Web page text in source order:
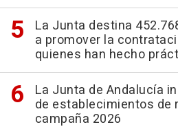
La Junta destina
a promover la
quienes han hecho
La Junta de Andalucía
de establecimientos de
campaña 2026